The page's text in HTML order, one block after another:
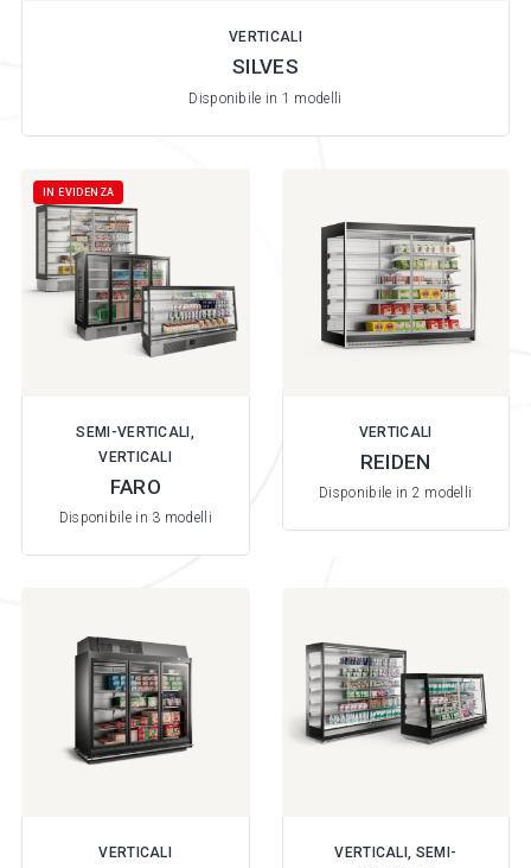
VERTICALI
SILVES
Disponibile in 1 modelli
IN EVIDENZA
SEMI-VERTICALI,
VERTICALI
FARO
Disponibile in 3 modelli
VERTICALI
REIDEN
Disponibile in 2 modelli
VERTICALI
VERTICALI, SEMI-